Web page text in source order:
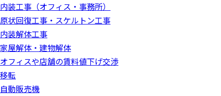
内装工事（オフィス・事務所）
原状回復工事・スケルトン工事
内装解体工事
家屋解体・建物解体
オフィスや店舗の賃料値下げ交渉
移転
自動販売機